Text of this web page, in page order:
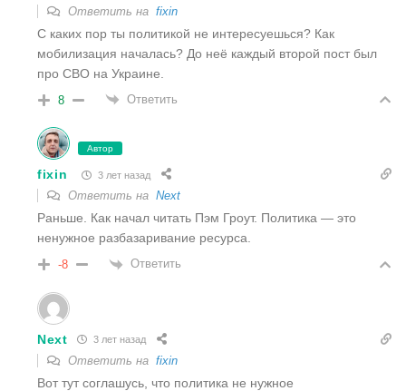
Ответить на fixin
С каких пор ты политикой не интересуешься? Как
мобилизация началась? До неё каждый второй пост был
про СВО на Украине.
8 Ответить
Автор
fixin 3 лет назад
Ответить на Next
Раньше. Как начал читать Пэм Гроут. Политика — это
ненужное разбазаривание ресурса.
-8 Ответить
Next 3 лет назад
Ответить на fixin
Вот тут соглашусь, что политика не нужное